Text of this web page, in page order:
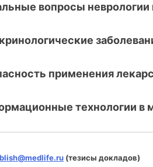
вопросы неврологии
применения
технологии в
(тезисы докладов)